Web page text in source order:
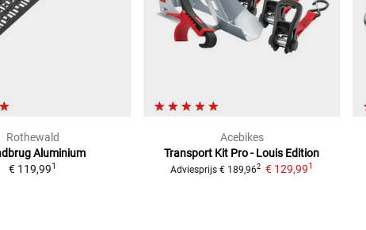
Rothewald
Aluminium
€ 119,991
Acebikes
Transport Kit Pro - Louis Edition
Adviesprijs € 189,962 € 129,991